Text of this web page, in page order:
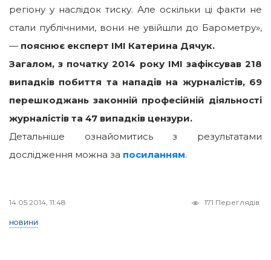
регіону у наслідок тиску. Але оскільки ці факти не
стали публічними, вони не увійшли до Барометру»,
— пояснює експерт ІМІ Катерина Дячук.
Загалом, з початку 2014 року ІМІ зафіксував 218
випадків побиття та нападів на журналістів, 69
перешкоджань законній професійній діяльності
журналістів та 47 випадків цензури.
Детальніше ознайомитись з результатами
дослідження можна за посиланням.
14.05.2014, 11:48 171 Переглядів
НОВИНИ